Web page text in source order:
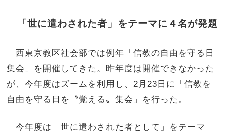
「世に遣わされた者」をテーマに４名が発題
西東京教区社会部では例年「信教の自由を守る日
集会」を開催してきた。昨年度は開催できなかった
が、今年度はズームを利用し、2月23日に「信教を
自由を守る日を〝覚える〟集会」を行った。
今年度は「世に遣わされた者として」をテーマ